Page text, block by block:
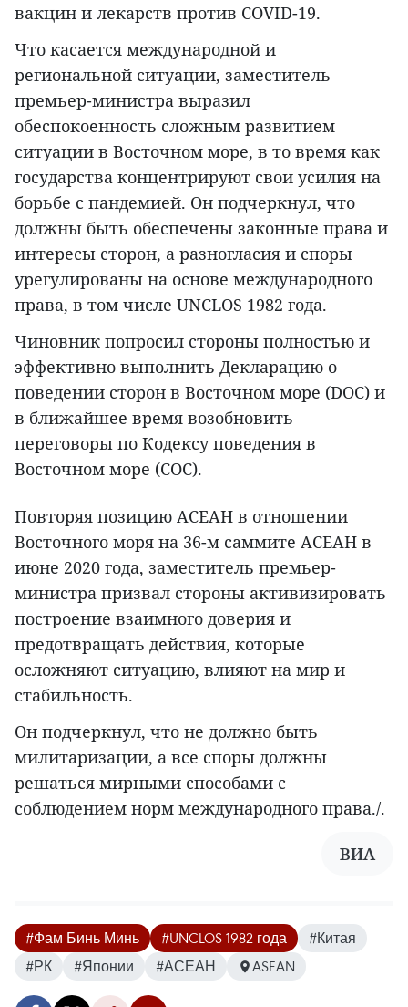
вакцин и лекарств против COVID-19.
Что касается международной и
региональной ситуации, заместитель
премьер-министра выразил
обеспокоенность сложным развитием
ситуации в Восточном море, в то время как
государства концентрируют свои усилия на
борьбе с пандемией. Он подчеркнул, что
должны быть обеспечены законные права и
интересы сторон, а разногласия и споры
урегулированы на основе международного
права, в том числе UNCLOS 1982 года.
Чиновник попросил стороны полностью и
эффективно выполнить Декларацию о
поведении сторон в Восточном море (DOC) и
в ближайшее время возобновить
переговоры по Кодексу поведения в
Восточном море (COC).
Повторяя позицию АСЕАН в отношении
Восточного моря на 36-м саммите АСЕАН в
июне 2020 года, заместитель премьер-
министра призвал стороны активизировать
построение взаимного доверия и
предотвращать действия, которые
осложняют ситуацию, влияют на мир и
стабильность.
Он подчеркнул, что не должно быть
милитаризации, а все споры должны
решаться мирными способами с
соблюдением норм международного права./.
ВИА
#Фам Бинь Минь #UNCLOS 1982 года
#Китая
#РК
#Японии #АСЕАН ASEAN